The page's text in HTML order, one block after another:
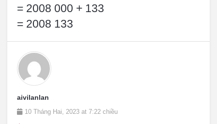
= 2008 000 + 133
= 2008 133
aivilanlan
10 Tháng Hai, 2023 at 7:22 chiều